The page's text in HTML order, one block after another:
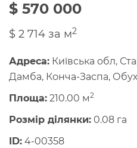
$ 570 000
$ 2 714 за м2
Адреса: Київська обл,
Дамба, Конча-Заспа,
Площа: 210.00 м2
Розмір ділянки: 0.08 га
ID: 4-00358